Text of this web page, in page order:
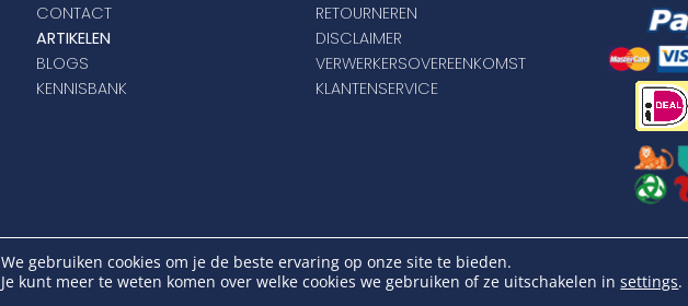
CONTACT
ARTIKELEN
BLOGS
KENNISBANK
RETOURNEREN
DISCLAIMER
VERWERKERSOVEREENKOMST
KLANTENSERVICE
Copyright Schaduwparasols © 2026. Alle Rechten Voorbehouden
KVK: 17264972 | BTW: NL821384764B01
We gebruiken cookies om je de beste ervaring op onze site te bieden.
Je kunt meer te weten komen over welke cookies we gebruiken of ze uitschakelen insettings.